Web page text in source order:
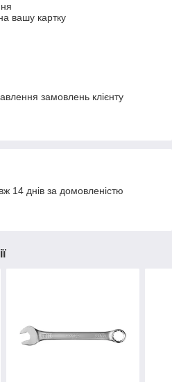
вашу картку
замовлень клієнту
14 днів за домовленістю